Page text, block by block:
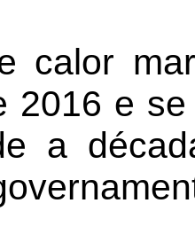
calor
2016 e
a